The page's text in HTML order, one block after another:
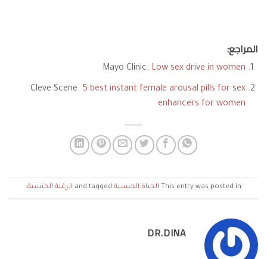
المراجع:
Mayo Clinic: Low sex drive in women
Cleve Scene: 5 best instant female arousal pills for sex
enhancers for women
This entry was posted in الحياة الجنسية الرغبة الجنسية.
DR.DINA